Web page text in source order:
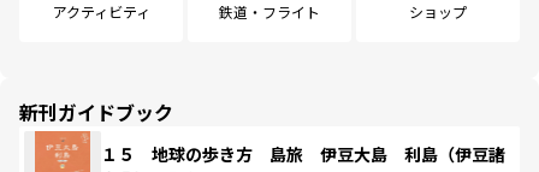
アクティビティ 鉄道・フライト ショップ
新刊ガイドブック
１５ 地球の歩き方 島旅 伊豆大島 利島（伊豆諸